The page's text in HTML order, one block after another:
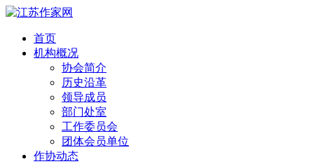
首页
机构概况
协会简介
历史沿革
领导成员
部门处室
工作委员会
团体会员单位
作协动态